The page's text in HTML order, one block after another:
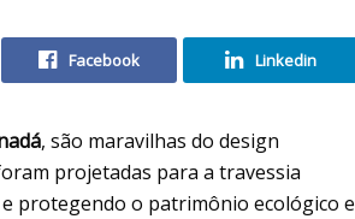
Facebook Linkedin
, são maravilhas do design
projetadas para a travessia
protegendo o patrimônio ecológico e